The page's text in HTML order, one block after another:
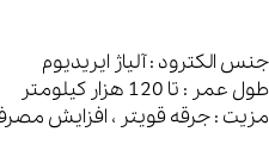
جنس الکترود : آلیاژ ایریدیوم
طول عمر : تا 120 هزار کیلومتر
مزیت : جرقه قویتر ، افزایش